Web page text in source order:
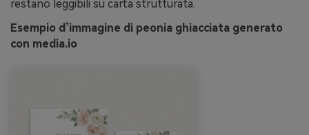
restano leggibili su carta strutturata.
Esempio d’immagine di peonia ghiacciata generato
con media.io